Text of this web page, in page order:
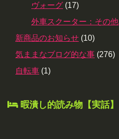
ヴォーグ (17)
外車スクーター：その他
新商品のお知らせ (10)
気ままなブログ的な事 (276)
自転車 (1)
暇潰し的読み物【実話】